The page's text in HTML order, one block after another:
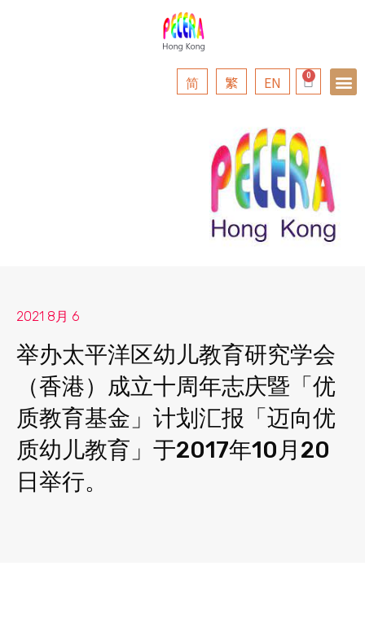
简 繁 EN
2021 8月 6
举办太平洋区幼儿教育研究学会
（香港）成立十周年志庆暨「优
质教育基金」计划汇报「迈向优
质幼儿教育」于2017年10月20
日举行。